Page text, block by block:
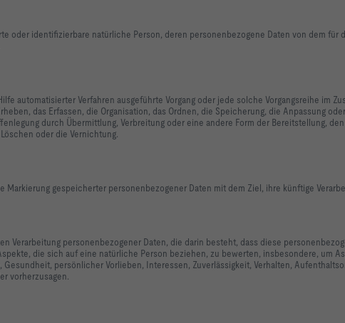
oder identifizierbare natürliche Person, deren personenbezogene Daten von dem für
automatisierter Verfahren ausgeführte Vorgang oder jede solche Vorgangsreihe im
das Erfassen, die Organisation, das Ordnen, die Speicherung, die Anpassung
durch Übermittlung, Verbreitung oder eine andere Form der Bereitstellung,
oder die Vernichtung.
Markierung gespeicherter personenbezogener Daten mit dem Ziel, ihre künftige
Verarbeitung personenbezogener Daten, die darin besteht, dass diese
die sich auf eine natürliche Person beziehen, zu bewerten, insbesondere, um
persönlicher Vorlieben, Interessen, Zuverlässigkeit, Verhalten,
vorherzusagen.